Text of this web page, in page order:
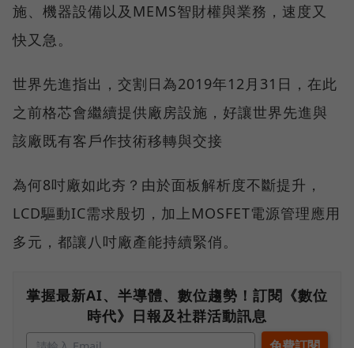
施、機器設備以及MEMS智財權與業務，速度又
快又急。
世界先進指出，交割日為2019年12月31日，在此
之前格芯會繼續提供廠房設施，好讓世界先進與
該廠既有客戶作技術移轉與交接
為何8吋廠如此夯？由於面板解析度不斷提升，
LCD驅動IC需求殷切，加上MOSFET電源管理應用
多元，都讓八吋廠產能持續緊俏。
掌握最新AI、半導體、數位趨勢！訂閱《數位
時代》日報及社群活動訊息